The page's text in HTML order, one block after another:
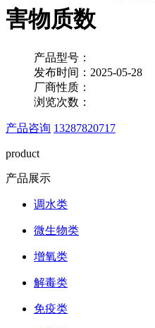
害物质数
产品型号：
发布时间：2025-05-28
厂商性质：
浏览次数：
产品咨询 13287820717
product
产品展示
调水类
微生物类
增氧类
解毒类
免疫类